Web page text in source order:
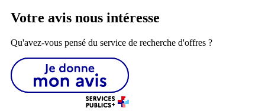
Votre avis nous intéresse
Qu'avez-vous pensé du service de recherche d'offres ?